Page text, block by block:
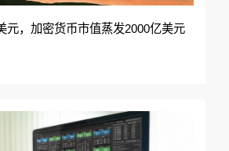
元，加密货币市值蒸发2000亿美元